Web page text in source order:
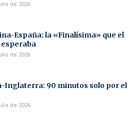
de 2026
España: la «Finalísima» que el
de 2026
Inglaterra: 90 minutos solo por el
de 2026